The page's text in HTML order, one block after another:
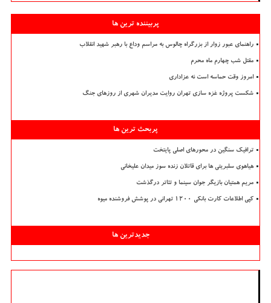
پربیننده ترین ها
راهنمای عبور زوار از بزرگراه چالوس به مراسم وداع با رهبر شهید انقلاب
مقتل شب چهارم ماه محرم
امروز وقت حماسه است نه عزاداری
شکست پروژه غزه سازی تهران روایت مدیران شهری از روزهای جنگ
پربحث ترین ها
ترافیک سنگین در محورهای اصلی پایتخت
هیاهوی سلبریتی ها برای قاتلان زنده سوز میدان علیخانی
مریم همتیان بازیگر جوان سینما و تئاتر درگذشت
کپی اطلاعات کارت بانکی ۱۲۰۰ تهرانی در پوشش فروشنده میوه
جدیدترین ها